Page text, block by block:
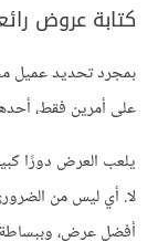
كتابة عروض
بمجرد تحديد عميل
على أمرين فقط،
يلعب العرض دورًا
لا. أي ليس من
أفضل عرض،